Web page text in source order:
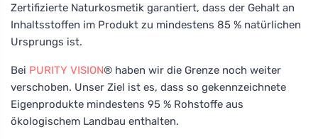
Zertifizierte Naturkosmetik garantiert, dass der Gehalt an
Inhaltsstoffen im Produkt zu mindestens 85 % natürlichen
Ursprungs ist.
Bei PURITY VISION® haben wir die Grenze noch weiter
verschoben. Unser Ziel ist es, dass so gekennzeichnete
Eigenprodukte mindestens 95 % Rohstoffe aus
ökologischem Landbau enthalten.